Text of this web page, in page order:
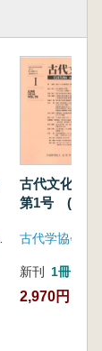
古代文化
第1号 (通巻
古代学協会
新刊 1冊
2,970円